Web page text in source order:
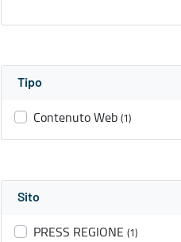
Tipo
Contenuto Web (1)
Sito
PRESS REGIONE (1)